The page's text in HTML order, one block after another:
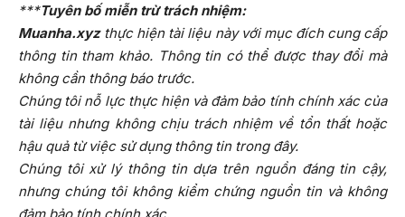
***Tuyên bố miễn trừ trách nhiệm:
Muanha.xyzthực hiện tài liệu này với mục đích cung cấp
thông tin tham khảo. Thông tin có thể được thay đổi mà
không cần thông báo trước.
Chúng tôi nỗ lực thực hiện và đảm bảo tính chính xác của
tài liệu nhưng không chịu trách nhiệm về tổn thất hoặc
hậu quả từ việc sử dụng thông tin trong đây.
Chúng tôi xử lý thông tin dựa trên nguồn đáng tin cậy,
nhưng chúng tôi không kiểm chứng nguồn tin và không